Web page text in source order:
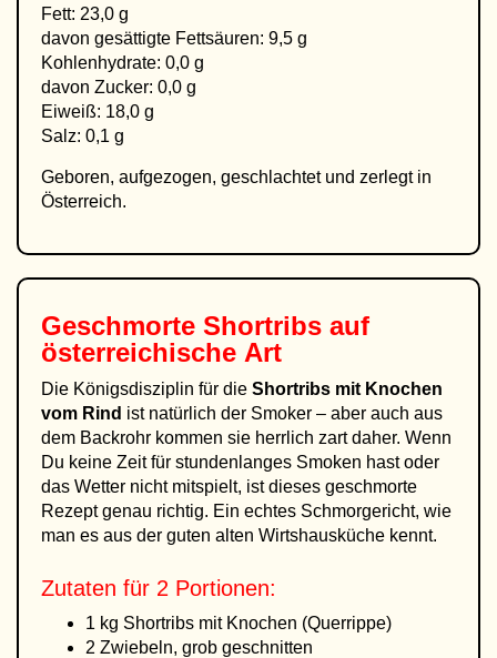
Fett: 23,0 g
davon gesättigte Fettsäuren: 9,5 g
Kohlenhydrate: 0,0 g
davon Zucker: 0,0 g
Eiweiß: 18,0 g
Salz: 0,1 g
Geboren, aufgezogen, geschlachtet und zerlegt in
Österreich.
Geschmorte Shortribs auf
österreichische Art
Die Königsdisziplin für die Shortribs mit Knochen
vom Rind ist natürlich der Smoker – aber auch aus
dem Backrohr kommen sie herrlich zart daher. Wenn
Du keine Zeit für stundenlanges Smoken hast oder
das Wetter nicht mitspielt, ist dieses geschmorte
Rezept genau richtig. Ein echtes Schmorgericht, wie
man es aus der guten alten Wirtshausküche kennt.
Zutaten für 2 Portionen:
1 kg Shortribs mit Knochen (Querrippe)
2 Zwiebeln, grob geschnitten